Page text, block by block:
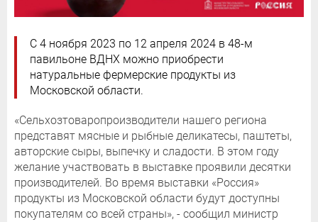
С 4 ноября 2023 по 12 апреля 2024 в 48-м
павильоне ВДНХ можно приобрести
натуральные фермерские продукты из
Московской области.
«Сельхозтоваропроизводители нашего региона
представят мясные и рыбные деликатесы, паштеты,
авторские сыры, выпечку и сладости. В этом году
желание участвовать в выставке проявили десятки
производителей. Во время выставки «Россия»
продукты из Московской области будут доступны
покупателям со всей страны», - сообщил министр